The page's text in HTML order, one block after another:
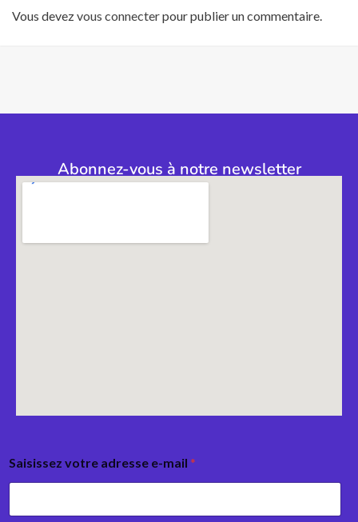
Vous devezvous connecterpour publier un commentaire.
Abonnez-vous à notre newsletter
Saisissez votre adresse e-mail *